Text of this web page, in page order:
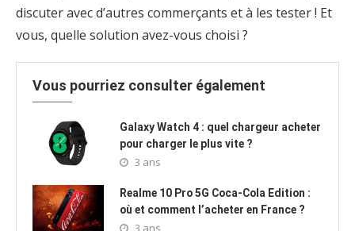
discuter avec d’autres commerçants et à les tester ! Et
vous, quelle solution avez-vous choisi ?
Vous pourriez consulter également
Galaxy Watch 4 : quel chargeur acheter
pour charger le plus vite ?
3 ans
Realme 10 Pro 5G Coca-Cola Edition :
où et comment l’acheter en France ?
3 ans